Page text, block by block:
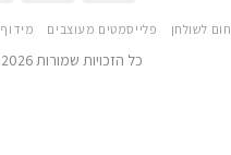
לשולחן פלייסמטים מעוצבים מידוף
כל הזכויות שמורות 2026 ©